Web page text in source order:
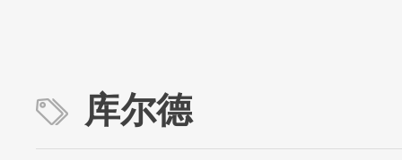
库尔德